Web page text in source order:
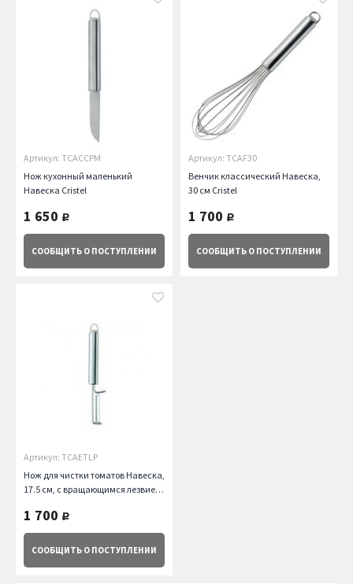
Артикул: TCACCPM
Нож кухонный маленький
Навеска Cristel
1 650 руб.
СООБЩИТЬ О ПОСТУПЛЕНИИ
Артикул: TCAF30
Венчик классический Навеска,
30 см Cristel
1 700 руб.
СООБЩИТЬ О ПОСТУПЛЕНИИ
Артикул: TCAETLP
Нож для чистки томатов Навеска,
17.5 см, с вращающимся лезвием
1 700 руб.
СООБЩИТЬ О ПОСТУПЛЕНИИ